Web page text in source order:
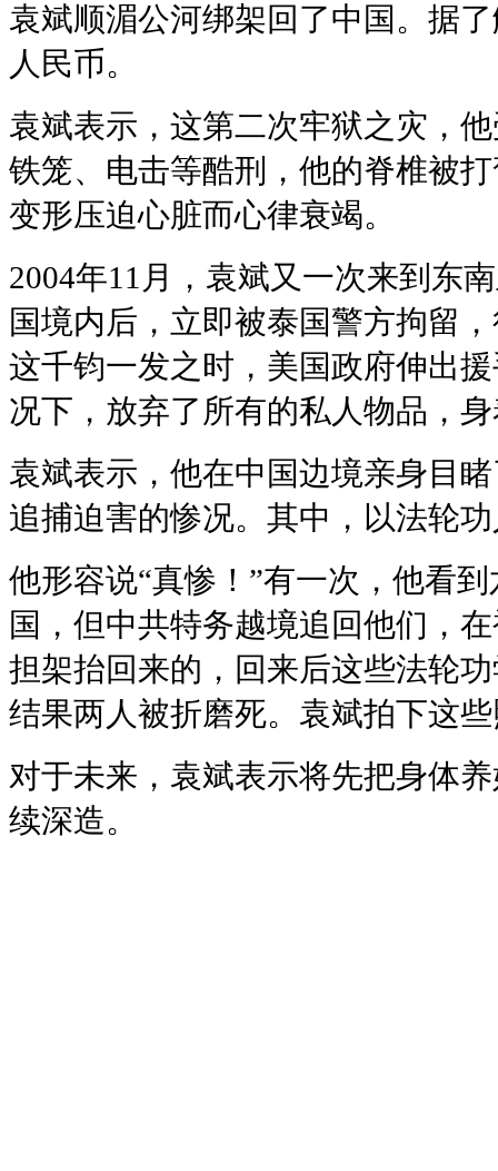
袁斌顺湄公河绑架回了中国。据
人民币。
袁斌表示，这第二次牢狱之灾，
铁笼、电击等酷刑，他的脊椎被
变形压迫心脏而心律衰竭。
2004年11月，袁斌又一次来到东
国境内后，立即被泰国警方拘留
这千钧一发之时，美国政府伸出
况下，放弃了所有的私人物品，
袁斌表示，他在中国边境亲身目
追捕迫害的惨况。其中，以法轮
他形容说“真惨！”有一次，他看
国，但中共特务越境追回他们，
担架抬回来的，回来后这些法轮
结果两人被折磨死。袁斌拍下这
对于未来，袁斌表示将先把身体
续深造。